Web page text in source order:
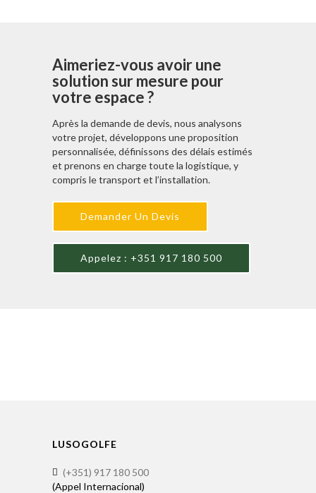
différents et des quotas.
Aimeriez-vous avoir une
solution sur mesure pour
votre espace ?
Après la demande de devis, nous analysons
votre projet, développons une proposition
personnalisée, définissons des délais estimés
et prenons en charge toute la logistique, y
compris le transport et l’installation.
Demander Un Devis
Appelez : +351 917 180 500
LUSOGOLFE
(+351) 917 180 500
(Appel Internacional)